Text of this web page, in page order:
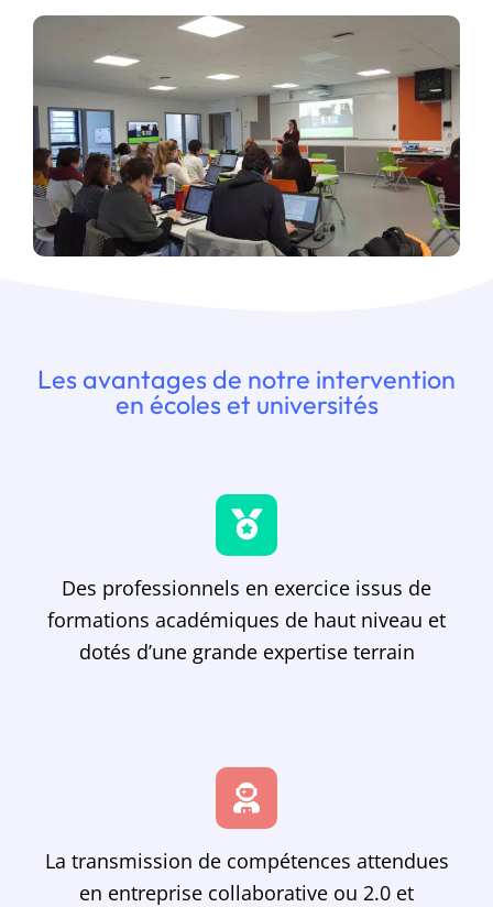
Les avantages de notre intervention
en écoles et universités
Des professionnels en exercice issus de
formations académiques de haut niveau et
dotés d’une grande expertise terrain
La transmission de compétences attendues
en entreprise collaborative ou 2.0 et